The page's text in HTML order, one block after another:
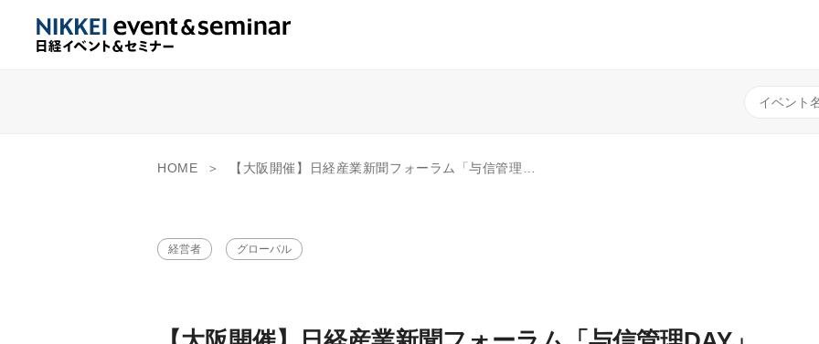
HOME 【大阪開催】日経産業新聞フォーラム「与信管理DAY」 ～転換期を生き抜く国内・海外与信管理を考える～
経営者 グローバル